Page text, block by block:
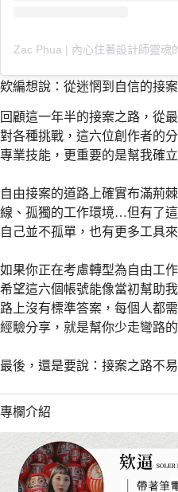
欸編想說：從迷惘到自信的接
回顧這一年半的接案之路，從
對各種挑戰，這六位創作者的
專業技能，更重要的是幫我確
自由接案的道路上確實布滿荊
線、孤獨的工作環境…但有了
自己並不孤單，也有更多工具
如果你正在考慮轉型為自由工
希望這六個帳號能像當初幫助
路上沒有標準答案，每個人都
經驗分享，就是幫你少走彎路
最後，還是要說：接案之路不
專欄介紹